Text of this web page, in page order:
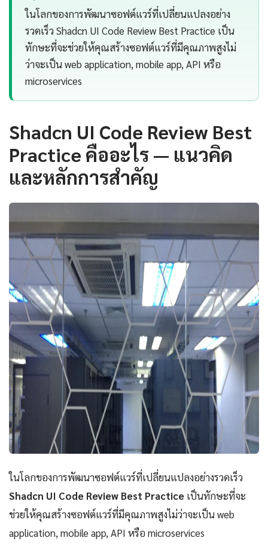
ในโลกของการพัฒนาซอฟต์แวร์ที่เปลี่ยนแปลงอย่าง
รวดเร็ว Shadcn UI Code Review Best Practice เป็น
ทักษะที่จะช่วยให้คุณสร้างซอฟต์แวร์ที่มีคุณภาพสูงไม่
ว่าจะเป็น web application, mobile app, API หรือ
microservices
Shadcn UI Code Review Best
Practice คืออะไร — แนวคิด
และหลักการสำคัญ
ในโลกของการพัฒนาซอฟต์แวร์ที่เปลี่ยนแปลงอย่างรวดเร็ว
Shadcn UI Code Review Best Practice เป็นทักษะที่จะ
ช่วยให้คุณสร้างซอฟต์แวร์ที่มีคุณภาพสูงไม่ว่าจะเป็น web
application, mobile app, API หรือ microservices